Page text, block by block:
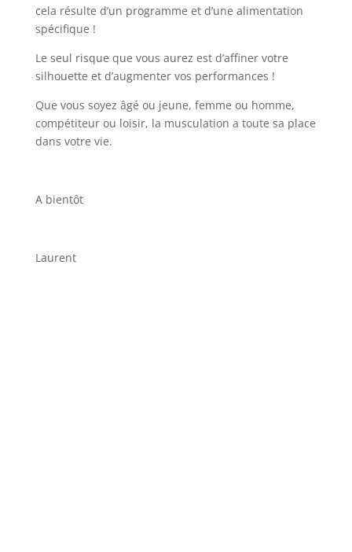
cela résulte d’un programme et d’une alimentation
spécifique !
Le seul risque que vous aurez est d’affiner votre
silhouette et d’augmenter vos performances !
Que vous soyez âgé ou jeune, femme ou homme,
compétiteur ou loisir, la musculation a toute sa place
dans votre vie.
A bientôt
Laurent